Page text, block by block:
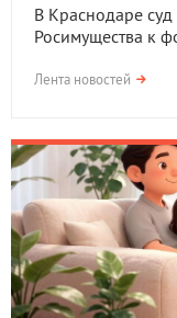
В Краснодаре суд
Росимущества к
Лента новостей